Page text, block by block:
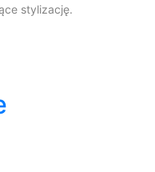
stylizację.